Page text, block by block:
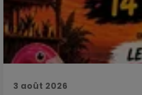
3 août 2026